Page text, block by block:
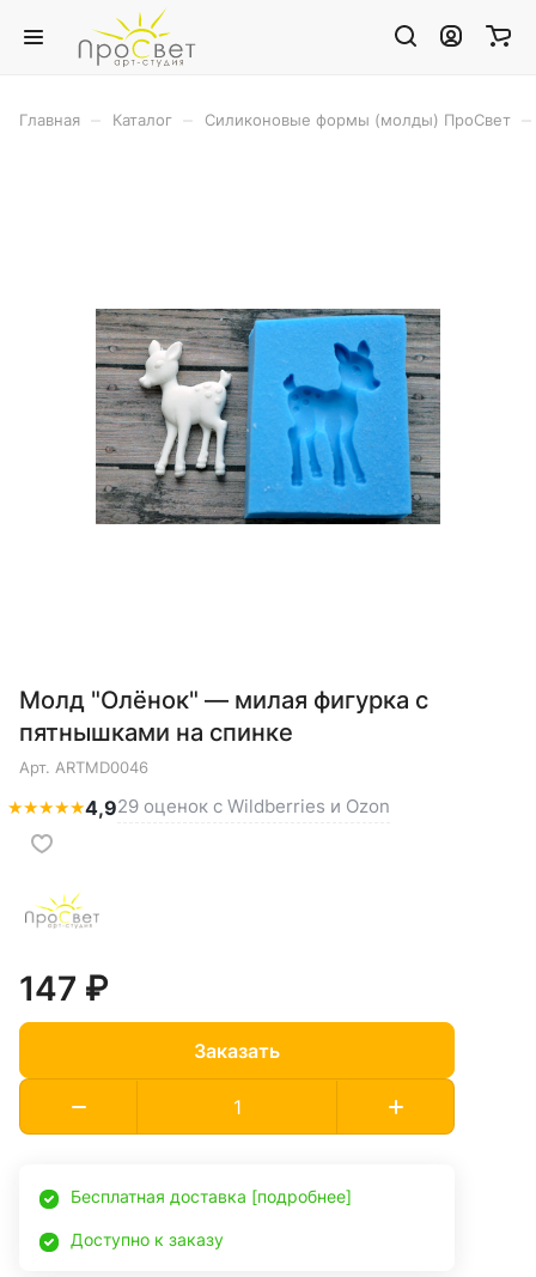
Главная Каталог Силиконовые формы (молды) ПроСвет
Молд "Олёнок" — милая фигурка с
пятнышками на спинке
Арт. ARTMD0046
★★★★★4,929 оценок с Wildberries и Ozon
147 ₽
Заказать
Бесплатная доставка [подробнее]
Доступно к заказу